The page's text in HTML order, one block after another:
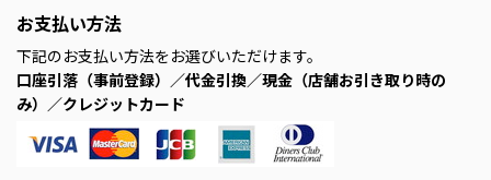
お支払い方法
下記のお支払い方法をお選びいただけます。
口座引落（事前登録）／代金引換／現金（店舗お引き取り時の
み）／クレジットカード